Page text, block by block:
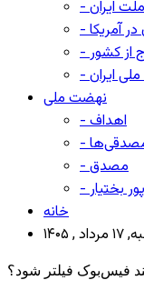
ایران
آمریکا
از کشور
ایران
نهضت ملی
- اهداف
- مصدق
بختیار
خانه
فیس‌بوک فیلتر شود؟